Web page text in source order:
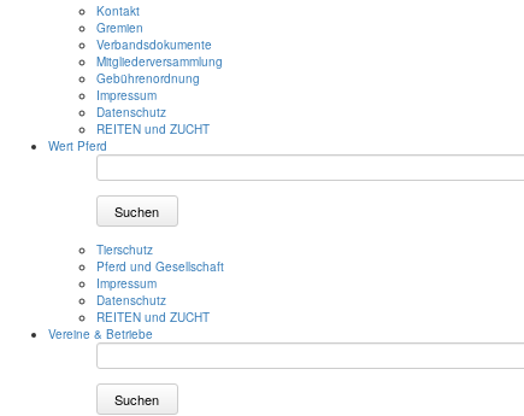
Kontakt
Gremien
Verbandsdokumente
Mitgliederversammlung
Gebührenordnung
Impressum
Datenschutz
REITEN und ZUCHT
Wert Pferd
Suchen
Tierschutz
Pferd und Gesellschaft
Impressum
Datenschutz
REITEN und ZUCHT
Vereine & Betriebe
Suchen